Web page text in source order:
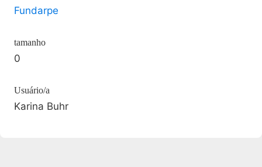
Fundarpe
tamanho
0
Usuário/a
Karina Buhr